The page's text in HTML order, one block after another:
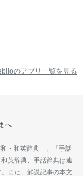
のアプリ一覧を見る
へ
・和英辞典」、「手話
英辞典、手話辞典は連
また、解説記事の本文